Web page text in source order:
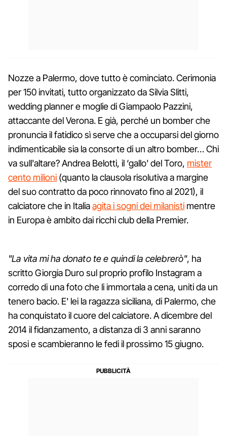
Nozze a Palermo, dove tutto è cominciato. Cerimonia
per 150 invitati, tutto organizzato da Silvia Slitti,
wedding planner e moglie di Giampaolo Pazzini,
attaccante del Verona. E già, perché un bomber che
pronuncia il fatidico sì serve che a occuparsi del giorno
indimenticabile sia la consorte di un altro bomber… Chi
va sull'altare? Andrea Belotti, il ‘gallo' del Toro, mister
cento milioni (quanto la clausola risolutiva a margine
del suo contratto da poco rinnovato fino al 2021), il
calciatore che in Italiaagita i sogni dei milanisti mentre
in Europa è ambito dai ricchi club della Premier.
"La vita mi ha donato te e quindi la celebrerò", ha
scritto Giorgia Duro sul proprio profilo Instagram a
corredo di una foto che li immortala a cena, uniti da un
tenero bacio. E' lei la ragazza siciliana, di Palermo, che
ha conquistato il cuore del calciatore. A dicembre del
2014 il fidanzamento, a distanza di 3 anni saranno
sposi e scambieranno le fedi il prossimo 15 giugno.